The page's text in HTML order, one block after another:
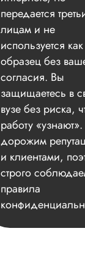
передается
лицам и не
используется как
образец без
согласия. Вы
защищаетесь в
вузе без риска,
работу
дорожим
и клиентами,
строго
правила